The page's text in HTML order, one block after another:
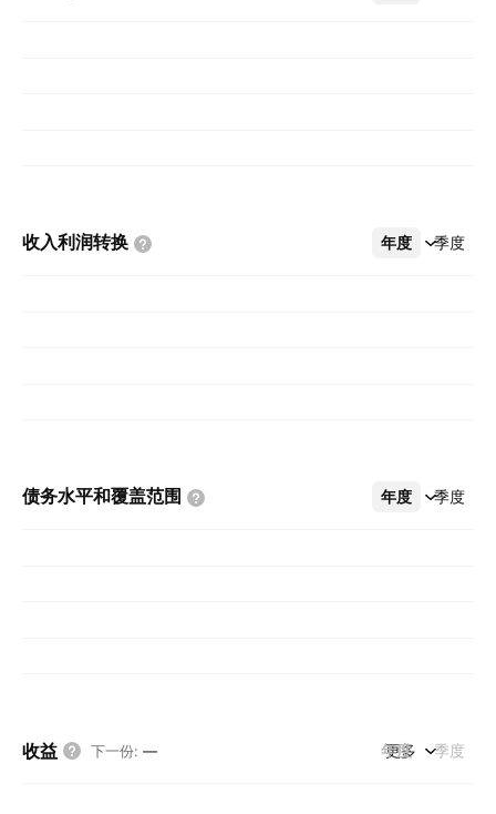
收入利润转换 年度 季度
更多
债务水平和覆盖范围 年度 季度
更多
收益 下一份: — 年度 季度
更多